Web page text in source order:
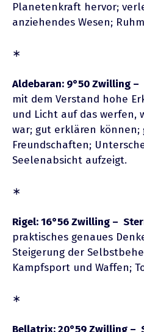
Planetenkraft hervor;
anziehendes Wesen;
∗
Aldebaran: 9°50 Zwilling
mit dem Verstand hohe
und Licht auf das werfen,
war; gut erklären können;
Freundschaften;
Seelenabsicht aufzeigt.
∗
Rigel: 16°56 Zwilling –
praktisches genaues
Steigerung der
Kampfsport und Waffen;
∗
Bellatrix: 20°59 Zwilling –